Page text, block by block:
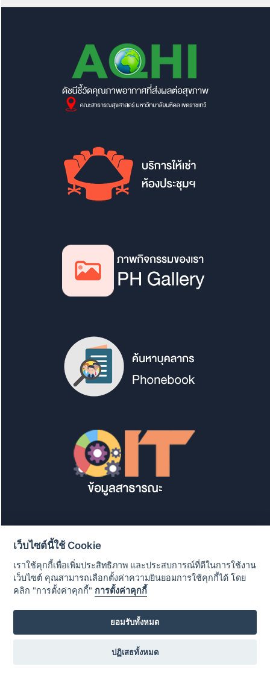
คณะสาธารณสุขศาสตร์ มหาวิทยาลัยมหิดล 420/1 ถนน
เว็บไซต์นี้ใช้ Cookie
เราใช้คุกกี้เพื่อเพิ่มประสิทธิภาพ และประสบการณ์ที่ดีในการใช้งาน
เว็บไซต์ คุณสามารถเลือกตั้งค่าความยินยอมการใช้คุกกี้ได้ โดย
คลิก "การตั้งค่าคุกกี้" การตั้งค่าคุกกี้
ยอมรับทั้งหมด
ปฏิเสธทั้งหมด